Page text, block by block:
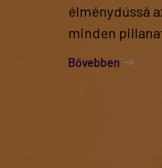
élménydússá
minden
Bővebben